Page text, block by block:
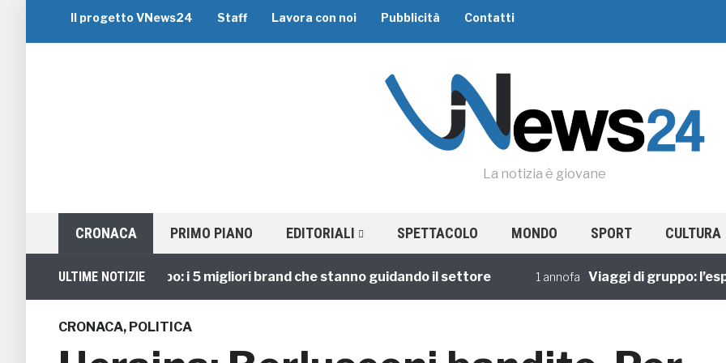
Il progetto VNews24 Staff Lavora con noi Pubblicità Contatti
La notizia è giovane
CRONACA PRIMO PIANO EDITORIALI SPETTACOLO MONDO SPORT CULTURA
ULTIME NOTIZIE
Viaggi di Gruppo: i 5 migliori brand che stanno guidando il settore 1 annofa Viaggi di gruppo:
CRONACA, POLITICA